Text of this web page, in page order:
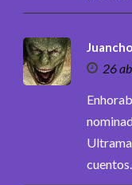
Juancho
26
cuentos.